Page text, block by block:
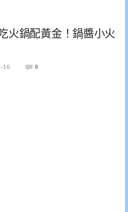
火鍋配黃金！鍋醬小火
16 0